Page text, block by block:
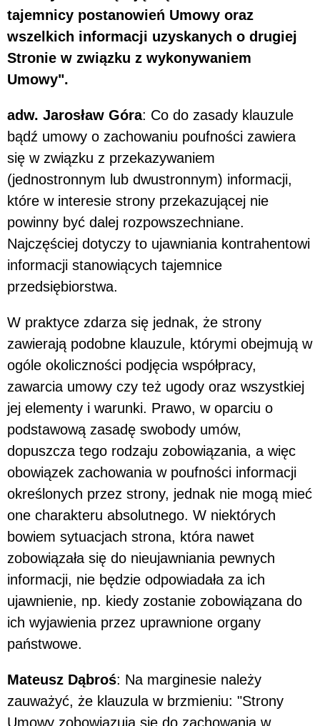
tajemnicy postanowień Umowy oraz
wszelkich informacji uzyskanych o drugiej
Stronie w związku z wykonywaniem
Umowy".
adw. Jarosław Góra: Co do zasady klauzule
bądź umowy o zachowaniu poufności zawiera
się w związku z przekazywaniem
(jednostronnym lub dwustronnym) informacji,
które w interesie strony przekazującej nie
powinny być dalej rozpowszechniane.
Najczęściej dotyczy to ujawniania kontrahentowi
informacji stanowiących tajemnice
przedsiębiorstwa.
W praktyce zdarza się jednak, że strony
zawierają podobne klauzule, którymi obejmują w
ogóle okoliczności podjęcia współpracy,
zawarcia umowy czy też ugody oraz wszystkiej
jej elementy i warunki. Prawo, w oparciu o
podstawową zasadę swobody umów,
dopuszcza tego rodzaju zobowiązania, a więc
obowiązek zachowania w poufności informacji
określonych przez strony, jednak nie mogą mieć
one charakteru absolutnego. W niektórych
bowiem sytuacjach strona, która nawet
zobowiązała się do nieujawniania pewnych
informacji, nie będzie odpowiadała za ich
ujawnienie, np. kiedy zostanie zobowiązana do
ich wyjawienia przez uprawnione organy
państwowe.
Mateusz Dąbroś: Na marginesie należy
zauważyć, że klauzula w brzmieniu: "Strony
Umowy zobowiązują się do zachowania w